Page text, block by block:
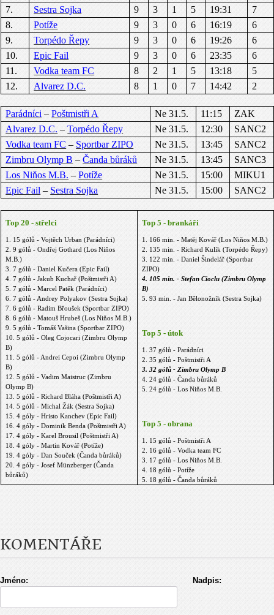
7.
Sestra Sojka 9 3 1 5 19:31
7
8.
Potíže 9 3 0 6 16:19
6
9.
Torpédo Řepy 9 3 0 6 19:26
6
10.
Epic Fail 9 3 0 6 23:35
6
11.
Vodka team FC 8 2 1 5 13:18
5
12.
Alvarez D.C. 8 1 0 7 14:42 2
Parádníci –Poštmistři A Ne 31.5. 11:15
ZAK
Alvarez D.C. –Torpédo Řepy Ne 31.5. 12:30
SANC2
Vodka team FC – Sportbar ZIPO Ne 31.5. 13:45
SANC2
Zimbru Olymp B –Čanda bůráků Ne 31.5. 13:45
SANC3
Los Niňos M.B. –Potíže Ne 31.5. 15:00
MIKU1
Epic Fail – Sestra Sojka Ne 31.5. 15:00 SANC2
Top 20 - střelci
1. 15 gólů - Vojtěch Urban (Parádníci)
2. 9 gólů - Ondřej Gothard (Los Niňos
M.B.)
3. 7 gólů - Daniel Kučera (Epic Fail)
4. 7 gólů - Jakub Kuchař (Poštmistři A)
5. 7 gólů - Marcel Patěk (Parádníci)
6. 7 gólů - Andrey Polyakov (Sestra Sojka)
7. 6 gólů - Radim Břoušek (Sportbar ZIPO)
8. 6 gólů - Matouš Hrubeš (Los Niňos M.B.)
9. 5 gólů - Tomáš Vašina (Sportbar ZIPO)
10. 5 gólů - Oleg Cojocari (Zimbru Olymp
B)
11. 5 gólů - Andrei Cepoi (Zimbru Olymp
B)
12. 5 gólů - Vadim Maistruc (Zimbru
Olymp B)
13. 5 gólů - Richard Bláha (Poštmistři A)
14. 5 gólů - Michal Žák (Sestra Sojka)
15. 4 góly - Hristo Kanchev (Epic Fail)
16. 4 góly - Dominik Benda (Poštmistři A)
17. 4 góly - Karel Brousil (Poštmistři A)
18. 4 góly - Martin Kovář (Potíže)
19. 4 góly - Dan Souček (Čanda bůráků)
20. 4 góly - Josef Münzberger (Čanda
bůráků)
Top 5 - brankáři
1. 166 min. - Matěj Kovář (Los Niňos M.B.)
2. 135 min. - Richard Kulík (Torpédo Řepy)
3. 122 min. - Daniel Šindelář (Sportbar
ZIPO)
4. 105 min. - Stefan Cioclu (Zimbru Olymp
B)
5. 93 min. - Jan Bělonožník (Sestra Sojka)
Top 5 - útok
1. 37 gólů - Parádníci
2. 35 gólů - Poštmistři A
3. 32 gólů - Zimbru Olymp B
4. 24 gólů - Čanda bůráků
5. 24 gólů - Los Niňos M.B.
Top 5 - obrana
1. 15 gólů - Poštmistři A
2. 16 gólů - Vodka team FC
3. 17 gólů - Los Niňos M.B.
4. 18 gólů - Potíže
5. 18 gólů - Čanda bůráků
KOMENTÁŘE
Jméno: Nadpis: